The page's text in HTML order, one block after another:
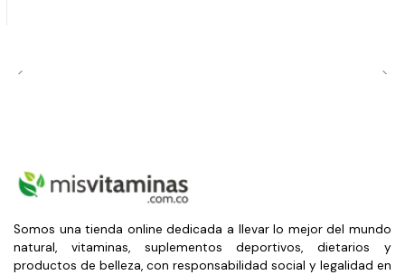
Somos una tienda online dedicada a llevar lo mejor del mundo
natural, vitaminas, suplementos deportivos, dietarios y
productos de belleza, con responsabilidad social y legalidad en